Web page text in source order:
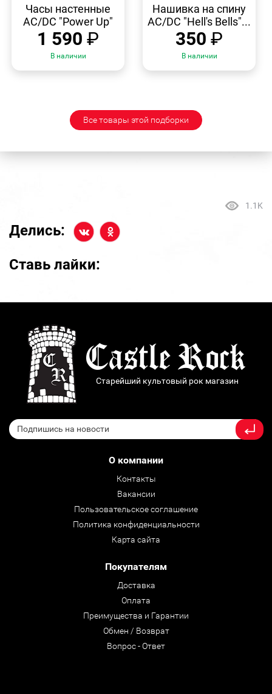
ПРОСМОТР
Часы настенные
AC/DC "Power Up"
1 590 ₽
В наличии
ПРОСМОТР
Нашивка на спину
AC/DC "Hell's Bells"...
350 ₽
В наличии
Все товары этой подборки
1.1K
Делись:
Ставь лайки:
Старейший культовый рок магазин
О компании
Контакты
Вакансии
Пользовательское соглашение
Политика конфиденциальности
Карта сайта
Покупателям
Доставка
Оплата
Преимущества и Гарантии
Обмен / Возврат
Вопрос - Ответ